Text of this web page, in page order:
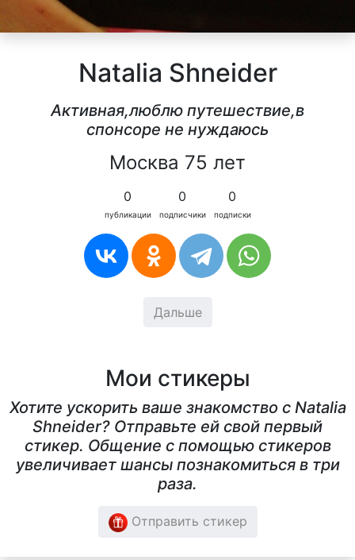
Natalia Shneider
Активная,люблю путешествие,в
спонсоре не нуждаюсь
Москва 75 лет
0
публикации
0
подписчики
0
подписки
Дальше
Мои стикеры
Хотите ускорить ваше знакомство с Natalia
Shneider? Отправьте ей свой первый
стикер. Общение с помощью стикеров
увеличивает шансы познакомиться в три
раза.
Отправить стикер